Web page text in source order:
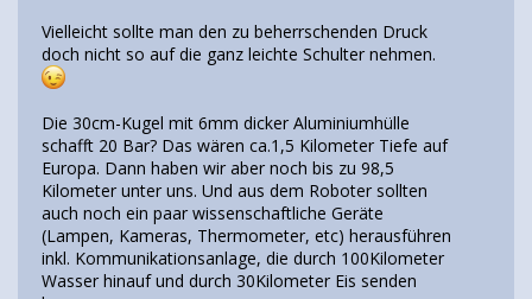
Vielleicht sollte man den zu beherrschenden Druck
doch nicht so auf die ganz leichte Schulter nehmen.
Die 30cm-Kugel mit 6mm dicker Aluminiumhülle
schafft 20 Bar? Das wären ca.1,5 Kilometer Tiefe auf
Europa. Dann haben wir aber noch bis zu 98,5
Kilometer unter uns. Und aus dem Roboter sollten
auch noch ein paar wissenschaftliche Geräte
(Lampen, Kameras, Thermometer, etc) herausführen
inkl. Kommunikationsanlage, die durch 100Kilometer
Wasser hinauf und durch 30Kilometer Eis senden